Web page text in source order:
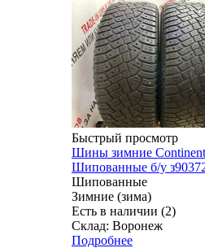
Быстрый просмотр
Шины зимние
Шипованные б/у
Шипованные
Зимние (зима)
Есть в наличии (2)
Склад: Воронеж
Подробнее